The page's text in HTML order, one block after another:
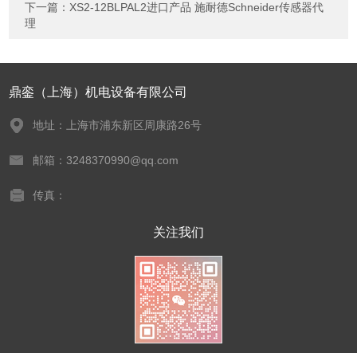
下一篇： XS2-12BLPAL2进口产品 施耐德Schneider传感器代
理
鼎銮（上海）机电设备有限公司
地址：上海市浦东新区周康路26号
邮箱：3248370990@qq.com
传真：
关注我们